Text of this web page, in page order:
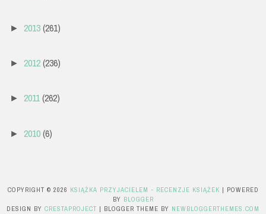
► 2013(261)
► 2012(236)
► 2011(262)
► 2010(6)
COPYRIGHT © 2026 KSIĄŻKA PRZYJACIELEM - RECENZJE KSIĄŻEK | POWERED
BY BLOGGER
DESIGN BY CRESTAPROJECT | BLOGGER THEME BY NEWBLOGGERTHEMES.COM